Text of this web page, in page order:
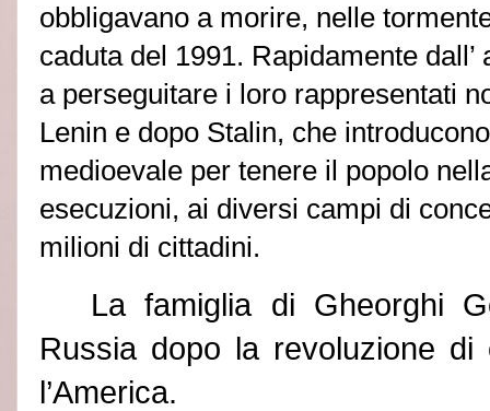
obbligavano a morire, nelle
caduta del 1991. Rapidamente
a perseguitare i loro rappresentati
Lenin e dopo Stalin, che
medioevale per tenere il popolo
esecuzioni, ai diversi campi di
milioni di cittadini.
La famiglia di Gheorghi
Russia dopo la revoluzione
l’America.